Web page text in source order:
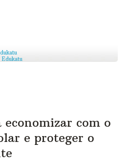
economizar com o
e proteger o